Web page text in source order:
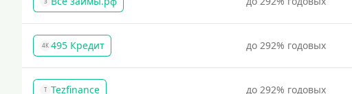
4К 495 Кредит до 292% годовых
T Tezfinance до 292% годовых